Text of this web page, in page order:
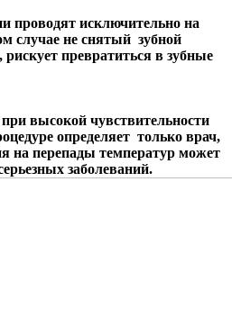
проводят исключительно на
случае не снятый зубной
превратиться в зубные
высокой чувствительности
определяет только врач,
на перепады температур может
заболеваний.